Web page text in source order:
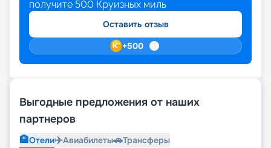
получите 500 Круизных миль
Оставить отзыв
+500
Выгодные предложения от наших
партнеров
🏨Отели✈️Авиабилеты🚗Трансферы